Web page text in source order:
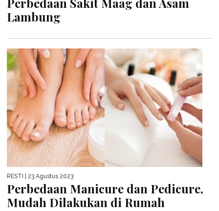
Lambung
RESTI | 23 Agustus 2023
Perbedaan Manicure dan Pedicure,
Mudah Dilakukan di Rumah